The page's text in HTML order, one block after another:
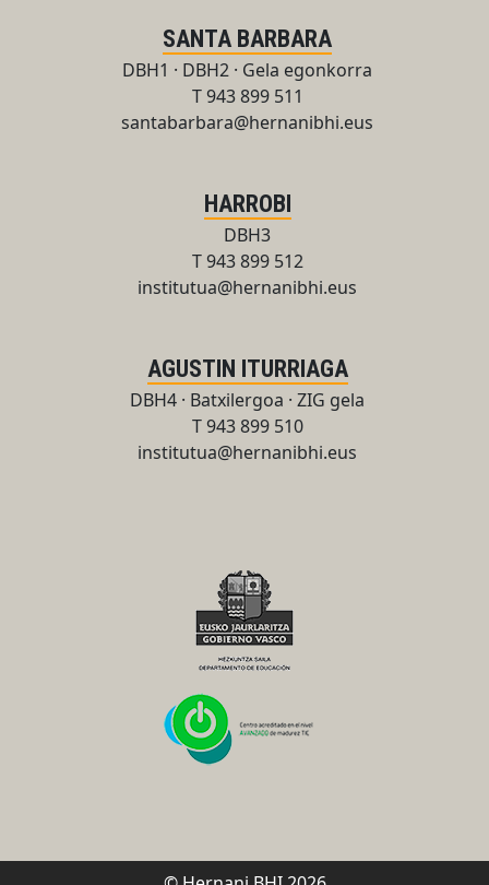
SANTA BARBARA
DBH1 · DBH2 · Gela egonkorra
T 943 899 511
santabarbara@hernanibhi.eus
HARROBI
DBH3
T 943 899 512
institutua@hernanibhi.eus
AGUSTIN ITURRIAGA
DBH4 · Batxilergoa · ZIG gela
T 943 899 510
institutua@hernanibhi.eus